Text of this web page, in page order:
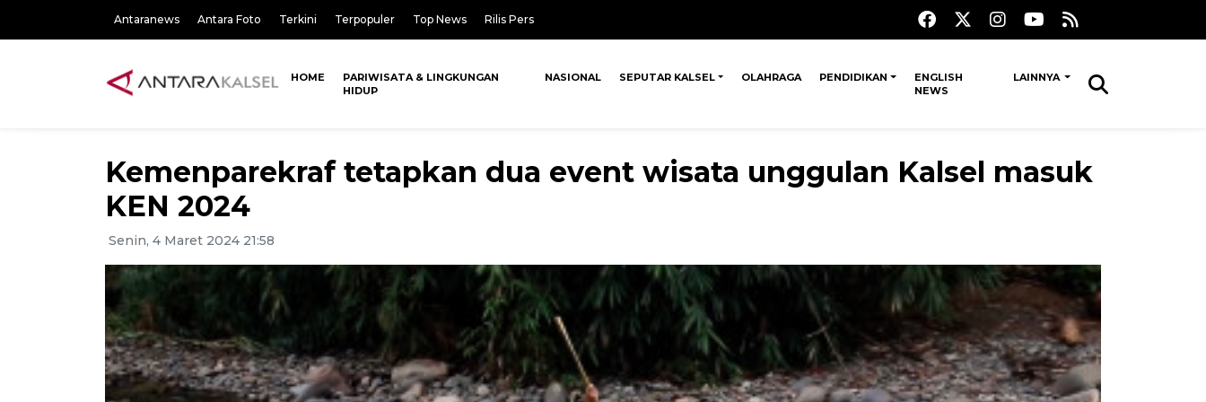
Antaranews Antara Foto Terkini Terpopuler Top News Rilis Pers
HOME
PARIWISATA & LINGKUNGAN
HIDUP
NASIONAL SEPUTAR KALSEL OLAHRAGA PENDIDIKAN
ENGLISH
NEWS
LAINNYA
Kemenparekraf tetapkan dua event wisata unggulan Kalsel masuk
KEN 2024
Senin, 4 Maret 2024 21:58